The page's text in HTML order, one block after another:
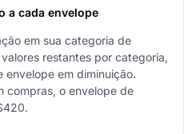
a cada envelope
em sua categoria de
restantes por categoria,
envelope em diminuição.
compras, o envelope de